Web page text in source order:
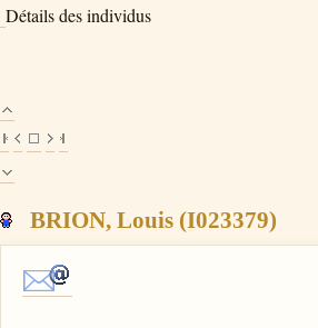
Détails des individus
BRION, Louis (I023379)